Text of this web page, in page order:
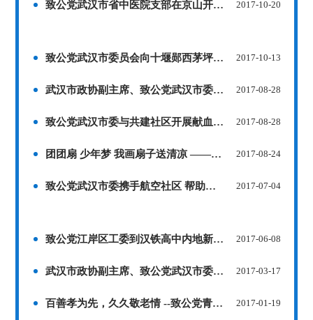
致公党武汉市省中医院支部在京山开展义诊活动 2017-10-20
致公党武汉市委员会向十堰郧西茅坪村卫生室 捐赠第三批医疗设备 2017-10-13
武汉市政协副主席、致公党武汉市委主委徐旭东 率队赴黄陂区木兰乡开展捐资助学活动 2017-08-28
致公党武汉市委与共建社区开展献血科普活动 2017-08-28
团团扇 少年梦 我画扇子送清凉 ——致公党武汉市委机关与航空社区开展共建活动 2017-08-24
致公党武汉市委携手航空社区 帮助困难居民圆梦“微心愿” 2017-07-04
致公党江岸区工委到汉铁高中内地新疆班开展助学捐赠活动 2017-06-08
武汉市政协副主席、致公党武汉市委主委徐旭东出席武汉3·15晚会，江汉区工委委员周迪律师应邀请出席晚会并点评案例 2017-03-17
百善孝为先，久久敬老情 --致公党青山区工委春节前夕慰问武钢阳光养老院 2017-01-19